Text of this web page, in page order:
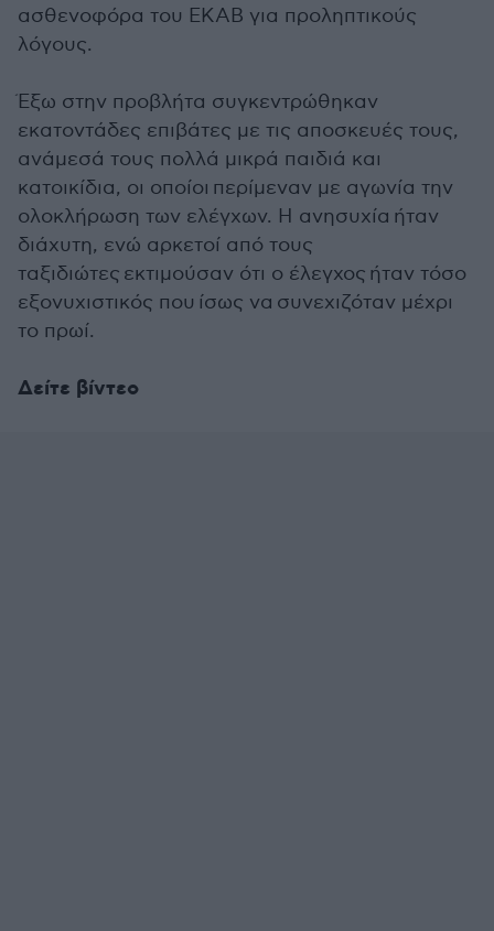
ασθενοφόρα του ΕΚΑΒ για προληπτικούς
λόγους.
​Έξω στην προβλήτα συγκεντρώθηκαν
εκατοντάδες επιβάτες με τις αποσκευές τους,
ανάμεσά τους πολλά μικρά παιδιά και
κατοικίδια, οι οποίοι περίμεναν με αγωνία την
ολοκλήρωση των ελέγχων. Η ανησυχία ήταν
διάχυτη, ενώ αρκετοί από τους
ταξιδιώτες εκτιμούσαν ότι ο έλεγχος ήταν τόσο
εξονυχιστικός που ίσως να συνεχιζόταν μέχρι
το πρωί.
Δείτε βίντεο